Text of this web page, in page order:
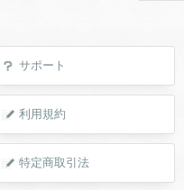
サポート
利用規約
特定商取引法